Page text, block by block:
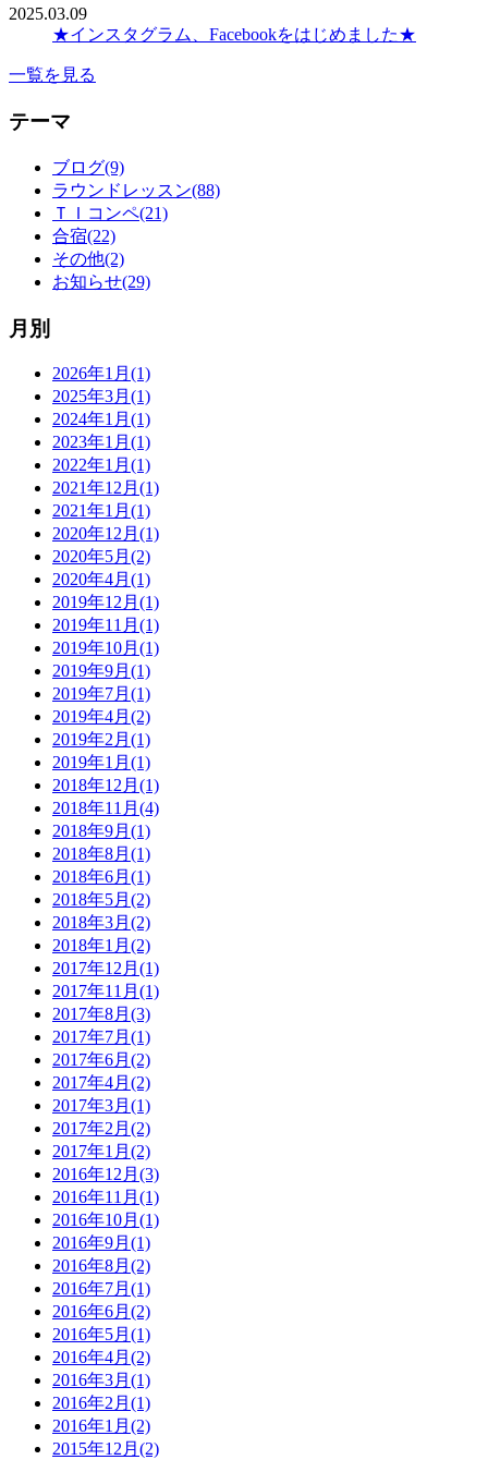
2025.03.09
★インスタグラム、Facebookをはじめました★
一覧を見る
テーマ
ブログ(9)
ラウンドレッスン(88)
ＴＩコンペ(21)
合宿(22)
その他(2)
お知らせ(29)
月別
2026年1月(1)
2025年3月(1)
2024年1月(1)
2023年1月(1)
2022年1月(1)
2021年12月(1)
2021年1月(1)
2020年12月(1)
2020年5月(2)
2020年4月(1)
2019年12月(1)
2019年11月(1)
2019年10月(1)
2019年9月(1)
2019年7月(1)
2019年4月(2)
2019年2月(1)
2019年1月(1)
2018年12月(1)
2018年11月(4)
2018年9月(1)
2018年8月(1)
2018年6月(1)
2018年5月(2)
2018年3月(2)
2018年1月(2)
2017年12月(1)
2017年11月(1)
2017年8月(3)
2017年7月(1)
2017年6月(2)
2017年4月(2)
2017年3月(1)
2017年2月(2)
2017年1月(2)
2016年12月(3)
2016年11月(1)
2016年10月(1)
2016年9月(1)
2016年8月(2)
2016年7月(1)
2016年6月(2)
2016年5月(1)
2016年4月(2)
2016年3月(1)
2016年2月(1)
2016年1月(2)
2015年12月(2)